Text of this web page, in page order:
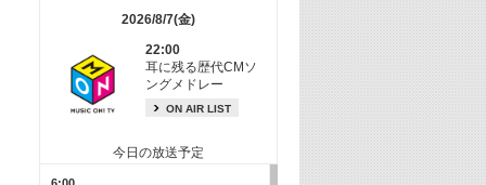
2026/8/7(金)
22:00
耳に残る歴代CMソ
ングメドレー
ON AIR LIST
今日の放送予定